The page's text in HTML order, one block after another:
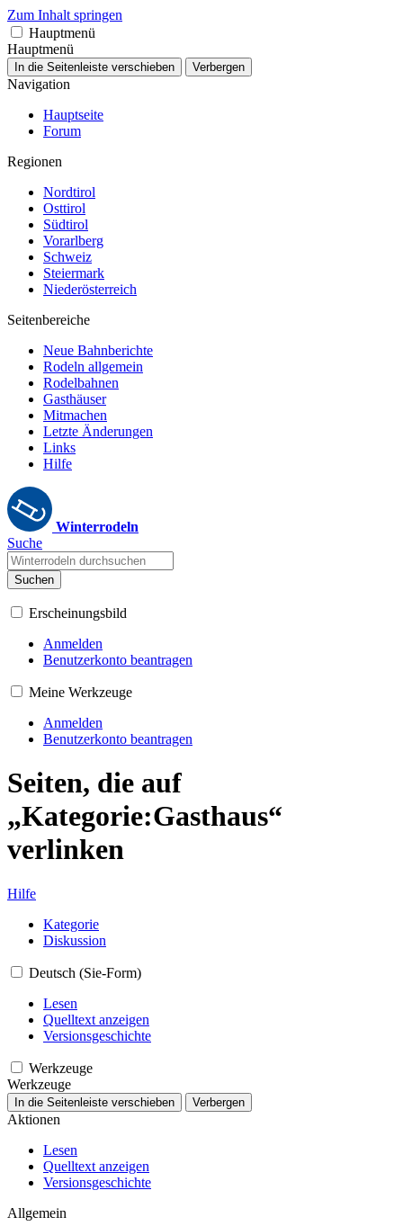
Zum Inhalt springen
Hauptmenü
Hauptmenü
In die Seitenleiste verschieben Verbergen
Navigation
Hauptseite
Forum
Regionen
Nordtirol
Osttirol
Südtirol
Vorarlberg
Schweiz
Steiermark
Niederösterreich
Seitenbereiche
Neue Bahnberichte
Rodeln allgemein
Rodelbahnen
Gasthäuser
Mitmachen
Letzte Änderungen
Links
Hilfe
Winterrodeln
Suche
Suchen
Erscheinungsbild
Anmelden
Benutzerkonto beantragen
Meine Werkzeuge
Anmelden
Benutzerkonto beantragen
Seiten, die auf
„Kategorie:Gasthaus“
verlinken
Hilfe
Kategorie
Diskussion
Deutsch (Sie-Form)
Lesen
Quelltext anzeigen
Versionsgeschichte
Werkzeuge
Werkzeuge
In die Seitenleiste verschieben Verbergen
Aktionen
Lesen
Quelltext anzeigen
Versionsgeschichte
Allgemein